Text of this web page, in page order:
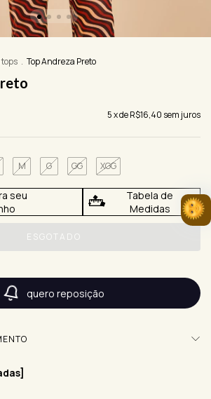
. Top Andreza Preto
5x deR$16,40 sem juros
M G GG XGG
seu
Tabela de
Medidas
quero reposição